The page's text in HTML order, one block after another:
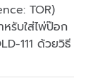
TOR)
รับใส่ไพ่ป๊อก
111 ด้วยวิธี